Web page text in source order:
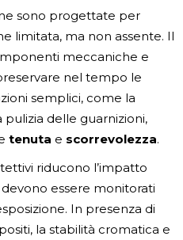
sono progettate per
limitata, ma non assente. Il
meccaniche e
nel tempo le
semplici, come la
delle guarnizioni,
tenuta e scorrevolezza.
riducono l’impatto
essere monitorati
In presenza di
la stabilità cromatica e